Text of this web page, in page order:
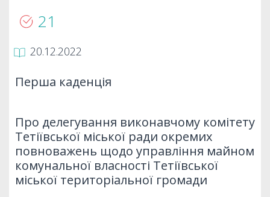
21
20.12.2022
Перша каденція
Про делегування виконавчому комітету
Тетіївської міської ради окремих
повноважень щодо управління майном
комунальної власності Тетіївської
міської територіальної громади